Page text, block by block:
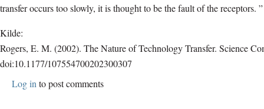
transfer occurs too slowly, it is thought to be the fault of the receptors. ”
Kilde:
Rogers, E. M. (2002). The Nature of Technology Transfer. Science
doi:10.1177/107554700202300307
Log in to post comments